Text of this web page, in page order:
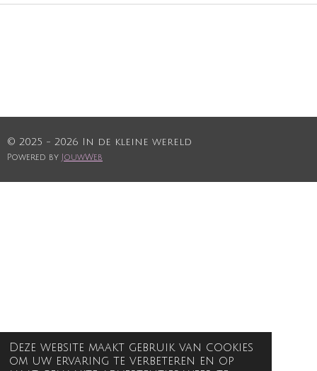
Deze website maakt gebruik van cookies
om uw ervaring te verbeteren en op
© 2025 - 2026 In de kleine wereld
Powered by JouwWeb